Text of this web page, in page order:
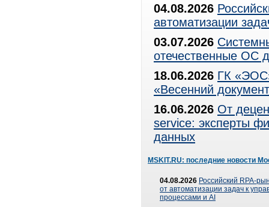
04.08.2026
автоматизации
03.07.2026
отечественные ОС
18.06.2026 ГК
«Весенний
16.06.2026 От
service: эксперты
данных
MSKIT.RU: последние новости
04.08.2026 Российский RPA-
от автоматизации задач к
процессами и AI